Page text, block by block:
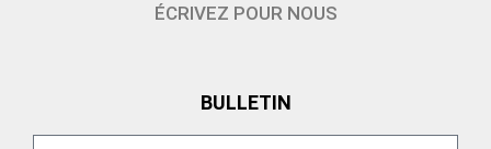
ÉCRIVEZ POUR NOUS
BULLETIN